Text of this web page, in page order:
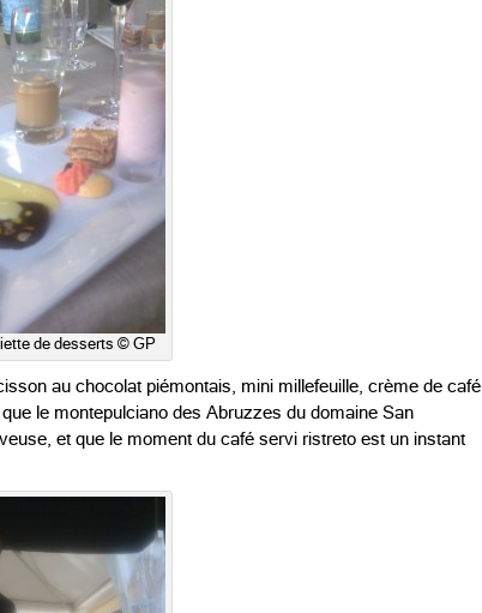
de desserts © GP
au chocolat piémontais, mini millefeuille, crème de café,
le montepulciano des Abruzzes du domaine San
et que le moment du café servi ristreto est un instant